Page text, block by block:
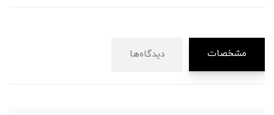
مشخصات دیدگاه‌ها